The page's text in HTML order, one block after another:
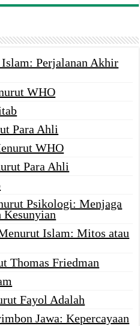
Perjalanan Akhir
WHO
Para Ahli
WHO
Para Ahli
Psikologi: Menjaga
Kesunyian
Islam: Mitos atau
Thomas Friedman
Fayol Adalah
Jawa: Kepercayaan